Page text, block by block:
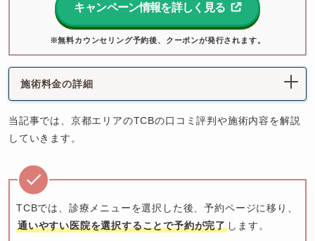
キャンペーン情報を詳しく見る
※無料カウンセリング予約後、クーポンが発行されます。
施術料金の詳細
当記事では、京都エリアのTCBの口コミ評判や施術内容を解説
していきます。
TCBでは、診療メニューを選択した後、予約ページに移り、
通いやすい医院を選択することで予約が完了 します。